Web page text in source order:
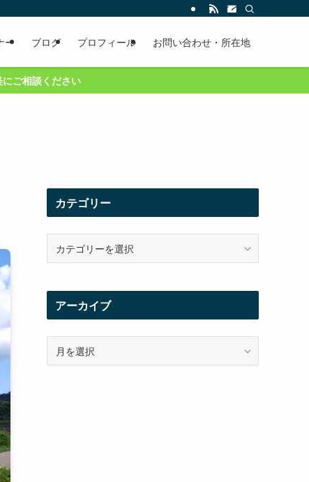
ー ブログ プロフィール お問い合わせ・所在地
カテゴリー
アーカイブ